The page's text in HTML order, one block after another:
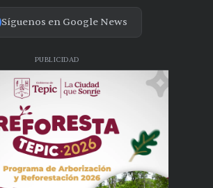
Síguenos en Google News
PUBLICIDAD